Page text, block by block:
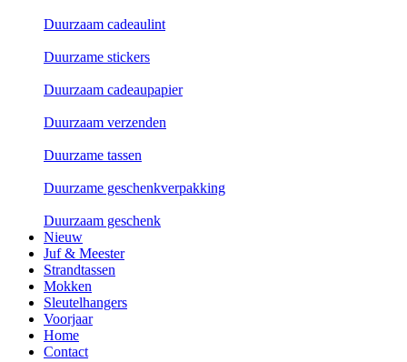
Duurzaam cadeaulint
Duurzame stickers
Duurzaam cadeaupapier
Duurzaam verzenden
Duurzame tassen
Duurzame geschenkverpakking
Duurzaam geschenk
Nieuw
Juf & Meester
Strandtassen
Mokken
Sleutelhangers
Voorjaar
Home
Contact